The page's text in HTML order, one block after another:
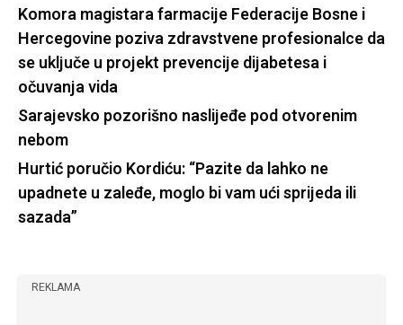
Komora magistara farmacije Federacije Bosne i
Hercegovine poziva zdravstvene profesionalce da
se uključe u projekt prevencije dijabetesa i
očuvanja vida
Sarajevsko pozorišno naslijeđe pod otvorenim
nebom
Hurtić poručio Kordiću: “Pazite da lahko ne
upadnete u zaleđe, moglo bi vam ući sprijeda ili
sazada”
REKLAMA